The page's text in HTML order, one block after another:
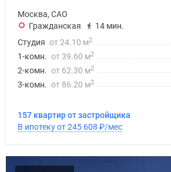
Москва, САО
Гражданская
14 мин.
Студия от 24.10 м2
1-комн. от 39.60 м2
2-комн. от 62.30 м2
3-комн. от 86.20 м2
157 квартир от застройщика
В ипотеку от 245 608 ₽/мес